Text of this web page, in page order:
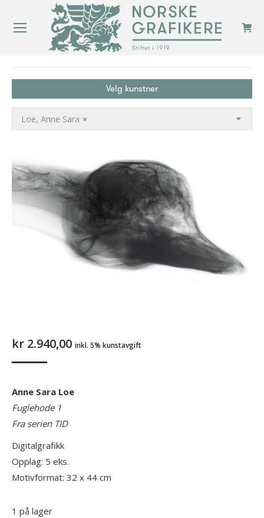
Velg kunstner
×
Loe, Anne Sara
kr 2.940,00 inkl. 5% kunstavgift
Anne Sara Loe
Fuglehode 1
Fra serien TID
Digitalgrafikk
Opplag: 5 eks.
Motivformat: 32 x 44 cm
1 på lager